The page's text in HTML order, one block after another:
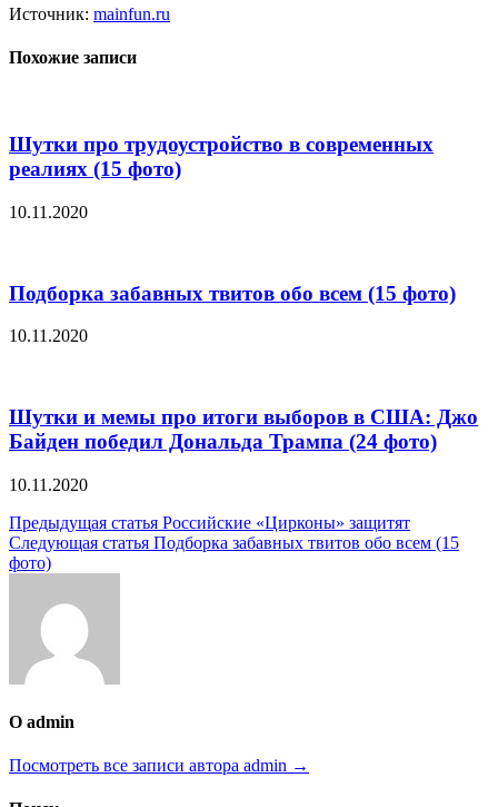
Источник: mainfun.ru
Похожие записи
Шутки про трудоустройство в современных
реалиях (15 фото)
10.11.2020
Подборка забавных твитов обо всем (15 фото)
10.11.2020
Шутки и мемы про итоги выборов в США: Джо
Байден победил Дональда Трампа (24 фото)
10.11.2020
Навигация
по
Предыдущая статья Российские «Цирконы» защитят
Следующая статья Подборка забавных твитов обо всем (15
фото)
О admin
Посмотреть все записи автора admin →